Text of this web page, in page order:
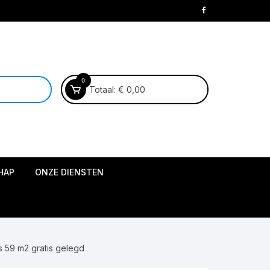
0
Totaal: € 0,00
ONZE DIENSTEN
59 m2 gratis gelegd